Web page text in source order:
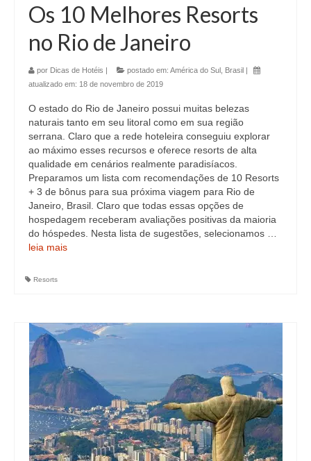
Os 10 Melhores Resorts
no Rio de Janeiro
por Dicas de Hotéis | postado em: América do Sul Brasil |
atualizado em: 18 de novembro de 2019
O estado do Rio de Janeiro possui muitas belezas
naturais tanto em seu litoral como em sua região
serrana. Claro que a rede hoteleira conseguiu explorar
ao máximo esses recursos e oferece resorts de alta
qualidade em cenários realmente paradisíacos.
Preparamos um lista com recomendações de 10 Resorts
+ 3 de bônus para sua próxima viagem para Rio de
Janeiro, Brasil. Claro que todas essas opções de
hospedagem receberam avaliações positivas da maioria
do hóspedes. Nesta lista de sugestões, selecionamos …
leia mais
Resorts